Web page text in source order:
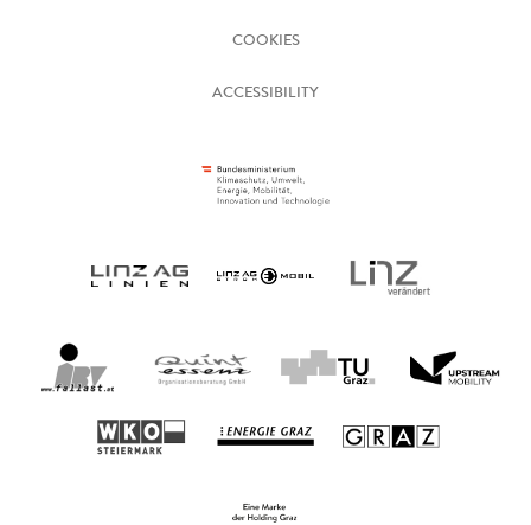
COOKIES
ACCESSIBILITY